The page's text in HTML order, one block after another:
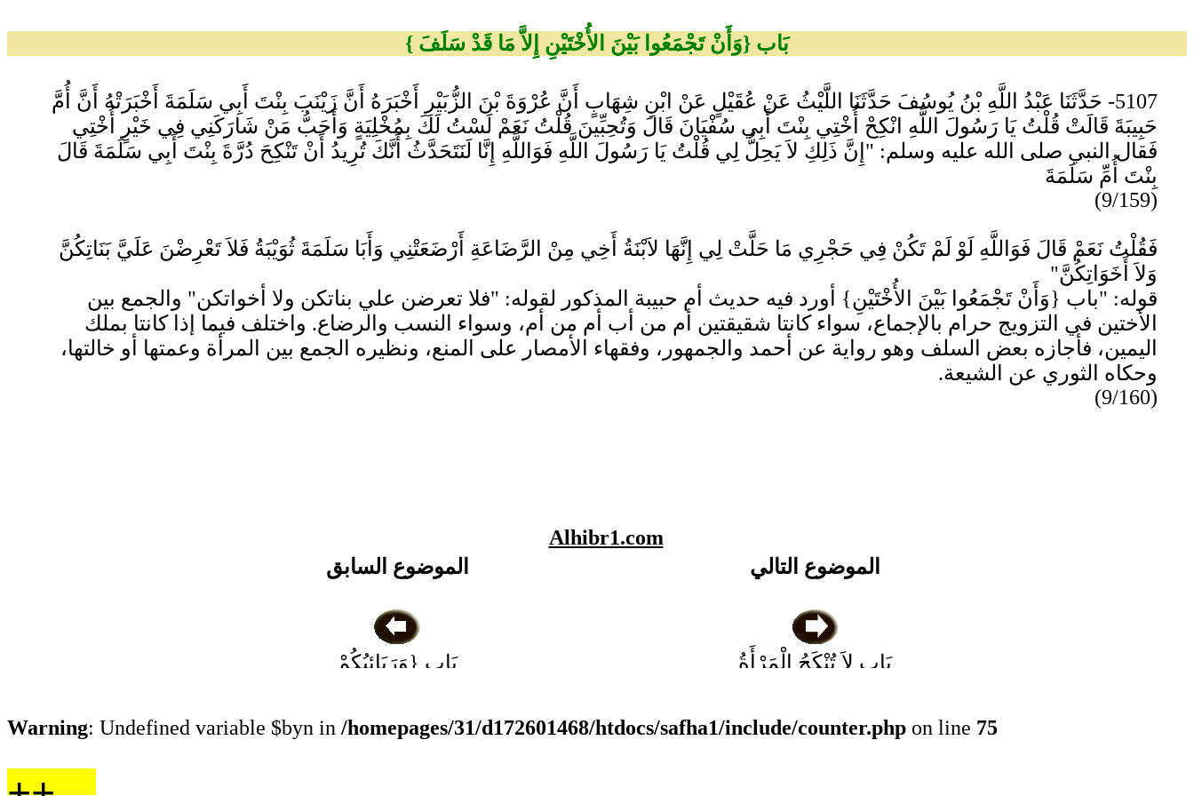
بَاب {وَأَنْ تَجْمَعُوا بَيْنَ الأُخْتَيْنِ إِلاَّ مَا قَدْ سَلَفَ }
5107- حَدَّثَنَا عَبْدُ اللَّهِ بْنُ يُوسُفَ حَدَّثَنَا اللَّيْثُ عَنْ عُقَيْلٍ عَنْ ابْنِ شِهَابٍ أَنَّ عُرْوَةَ بْنَ الزُّبَيْرِ أَخْبَرَهُ أَنَّ زَيْنَبَ بِنْتَ أَبِي سَلَمَةَ أَخْبَرَتْهُ أَنَّ أُمَّ
حَبِيبَةَ قَالَتْ قُلْتُ يَا رَسُولَ اللَّهِ انْكِحْ أُخْتِي بِنْتَ أَبِي سُفْيَانَ قَالَ وَتُحِبِّينَ قُلْتُ نَعَمْ لَسْتُ لَكَ بِمُخْلِيَةٍ وَأَحَبُّ مَنْ شَارَكَنِي فِي خَيْرٍ أُخْتِي
فَقال النبي صلى الله عليه وسلم: "إِنَّ ذَلِكِ لاَ يَحِلُّ لِي قُلْتُ يَا رَسُولَ اللَّهِ فَوَاللَّهِ إِنَّا لَنَتَحَدَّثُ أَنَّكَ تُرِيدُ أَنْ تَنْكِحَ دُرَّةَ بِنْتَ أَبِي سَلَمَةَ قَالَ
بِنْتَ أُمِّ سَلَمَةَ
(9/159)
فَقُلْتُ نَعَمْ قَالَ فَوَاللَّهِ لَوْ لَمْ تَكُنْ فِي حَجْرِي مَا حَلَّتْ لِي إِنَّهَا لاَبْنَةُ أَخِي مِنْ الرَّضَاعَةِ أَرْضَعَتْنِي وَأَبَا سَلَمَةَ ثُوَيْبَةُ فَلاَ تَعْرِضْنَ عَلَيَّ بَنَاتِكُنَّ
وَلاَ أَخَوَاتِكُنَّ"
قوله: "باب {وَأَنْ تَجْمَعُوا بَيْنَ الأُخْتَيْنِ} أورد فيه حديث أم حبيبة المذكور لقوله: "فلا تعرضن علي بناتكن ولا أخواتكن" والجمع بين
الأختين في التزويج حرام بالإجماع، سواء كانتا شقيقتين أم من أب أم من أم، وسواء النسب والرضاع. واختلف فيما إذا كانتا بملك
اليمين، فأجازه بعض السلف وهو رواية عن أحمد والجمهور، وفقهاء الأمصار على المنع، ونظيره الجمع بين المرأة وعمتها أو خالتها،
وحكاه الثوري عن الشيعة.
(9/160)
الموضوع التالي
بَاب لاَ تُنْكَحُ الْمَرْأَةُ
Alhibr1.com
الموضوع السابق
بَاب {وَرَبَائِبُكُمْ
دَخَلْتُمْ بِهِنَّ} وَقَالَ
Warning: Undefined variable $byn in /homepages/31/d172601468/htdocs/safha1/include/counter.php on line 75